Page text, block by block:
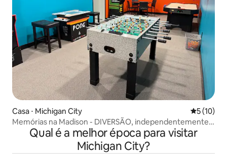
Casa ⋅ Michigan City 5 de uma
5 (10)
Memórias na Madison - DIVERSÃO, independentemente
do clima!Qual é a melhor época para visitar
Michigan City?